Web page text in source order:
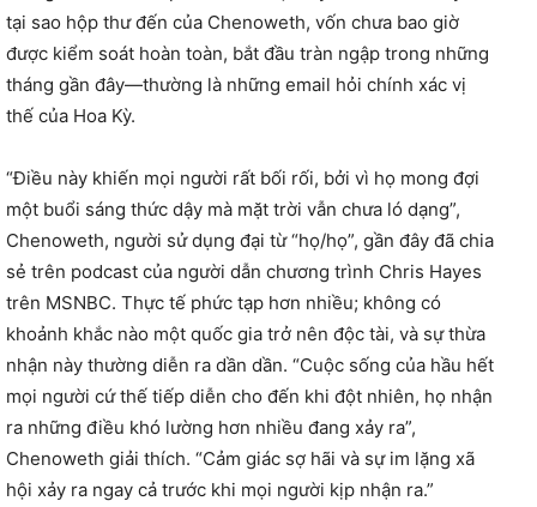
tại sao hộp thư đến của Chenoweth, vốn chưa bao giờ
được kiểm soát hoàn toàn, bắt đầu tràn ngập trong những
tháng gần đây—thường là những email hỏi chính xác vị
thế của Hoa Kỳ.
“Điều này khiến mọi người rất bối rối, bởi vì họ mong đợi
một buổi sáng thức dậy mà mặt trời vẫn chưa ló dạng”,
Chenoweth, người sử dụng đại từ “họ/họ”, gần đây đã chia
sẻ trên podcast của người dẫn chương trình Chris Hayes
trên MSNBC. Thực tế phức tạp hơn nhiều; không có
khoảnh khắc nào một quốc gia trở nên độc tài, và sự thừa
nhận này thường diễn ra dần dần. “Cuộc sống của hầu hết
mọi người cứ thế tiếp diễn cho đến khi đột nhiên, họ nhận
ra những điều khó lường hơn nhiều đang xảy ra”,
Chenoweth giải thích. “Cảm giác sợ hãi và sự im lặng xã
hội xảy ra ngay cả trước khi mọi người kịp nhận ra.”